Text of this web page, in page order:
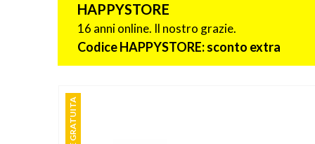
HAPPYSTORE
16 anni online. Il nostro grazie.
Codice HAPPYSTORE: sconto extra